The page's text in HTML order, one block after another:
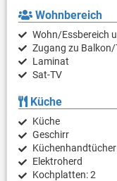
Wohnbereich
Wohn/Essbereich
Zugang zu Balkon/
Laminat
Sat-TV
Küche
Küche
Geschirr
Küchenhandtücher
Elektroherd
Kochplatten: 2